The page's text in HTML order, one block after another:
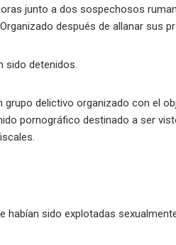
junto a dos sospechosos
después de allanar sus
sido detenidos.
delictivo organizado con el
pornográfico destinado a ser
habían sido explotadas